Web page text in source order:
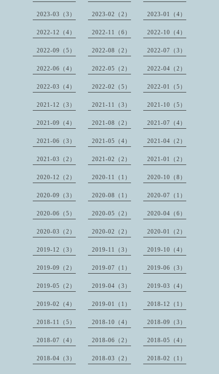
2023-03（3） 2023-02（2） 2023-01（4）
2022-12（4） 2022-11（6） 2022-10（4）
2022-09（5） 2022-08（2） 2022-07（3）
2022-06（4） 2022-05（2） 2022-04（2）
2022-03（4） 2022-02（5） 2022-01（5）
2021-12（3） 2021-11（3） 2021-10（5）
2021-09（4） 2021-08（2） 2021-07（4）
2021-06（3） 2021-05（4） 2021-04（2）
2021-03（2） 2021-02（2） 2021-01（2）
2020-12（2） 2020-11（1） 2020-10（8）
2020-09（3） 2020-08（1） 2020-07（1）
2020-06（5） 2020-05（2） 2020-04（6）
2020-03（2） 2020-02（2） 2020-01（2）
2019-12（3） 2019-11（3） 2019-10（4）
2019-09（2） 2019-07（1） 2019-06（3）
2019-05（2） 2019-04（3） 2019-03（4）
2019-02（4） 2019-01（1） 2018-12（1）
2018-11（5） 2018-10（4） 2018-09（3）
2018-07（4） 2018-06（2） 2018-05（4）
2018-04（3） 2018-03（2） 2018-02（1）